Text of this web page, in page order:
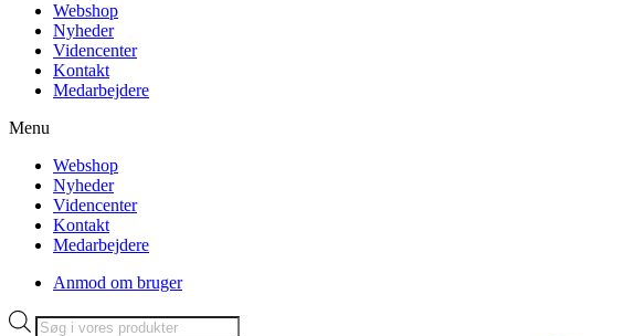
Webshop
Nyheder
Videncenter
Kontakt
Medarbejdere
Menu
Webshop
Nyheder
Videncenter
Kontakt
Medarbejdere
Anmod om bruger
Products